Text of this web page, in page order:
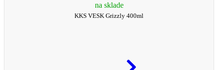
na sklade
KKS VESK Grizzly 400ml